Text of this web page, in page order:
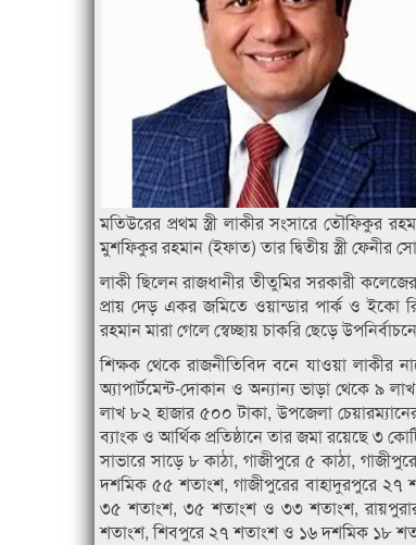
মতিউরের প্রথম স্ত্রী লাকীর সংসারে তৌফিকুর
মুশফিকুর রহমান (ইফাত) তার দ্বিতীয় স্ত্রী ফেনীর
লাকী ছিলেন রাজধানীর তীতুমির সরকারী
প্রায় দেড় একর জমিতে ওয়ান্ডার পার্ক ও ইকো
রহমান মারা গেলে স্বেচ্ছায় চাকরি ছেড়ে
শিক্ষক থেকে রাজনীতিবিদ বনে যাওয়া লাকীর
অ্যাপার্টমেন্ট-দোকান ও অন্যান্য ভাড়া থেকে ৯
লাখ ৮২ হাজার ৫০০ টাকা, উপজেলা
ব্যাংক ও আর্থিক প্রতিষ্ঠানে তার জমা রয়েছে ৩
সাভারে সাড়ে ৮ কাঠা, গাজীপুরে ৫ কাঠা,
দশমিক ৫৫ শতাংশ, গাজীপুরের বাহাদুরপুরে ২৭
৩৫ শতাংশ, ৩৫ শতাংশ ও ৩৩ শতাংশ,
শতাংশ, শিবপুরে ২৭ শতাংশ ও ১৬ দশমিক ১৮